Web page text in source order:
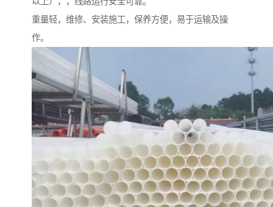
重量轻，维修、安装施工，保养方便，易于运输及操
作。